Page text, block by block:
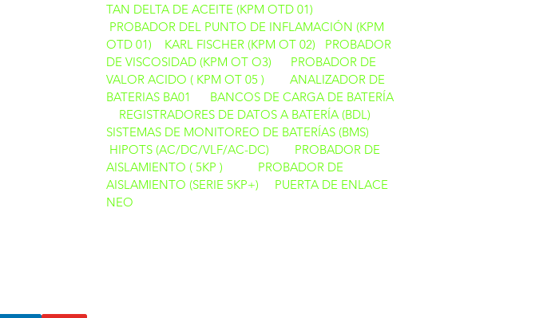
TAN DELTA DE ACEITE (KPM OTD 01)
PROBADOR DEL PUNTO DE INFLAMACIÓN (KPM
OTD 01)
KARL FISCHER (KPM OT 02)
PROBADOR
DE VISCOSIDAD (KPM OT O3)
PROBADOR DE
VALOR ACIDO ( KPM OT 05 )
ANALIZADOR DE
BATERIAS BA01
BANCOS DE CARGA DE BATERÍA
REGISTRADORES DE DATOS A BATERÍA (BDL)
SISTEMAS DE MONITOREO DE BATERÍAS (BMS)
HIPOTS (AC/DC/VLF/AC-DC)
PROBADOR DE
AISLAMIENTO ( 5KP )
PROBADOR DE
AISLAMIENTO (SERIE 5KP+)
PUERTA DE ENLACE
NEO